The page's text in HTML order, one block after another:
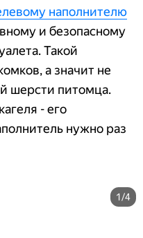
наполнителю
и безопасному
Такой
а значит не
шерсти питомца.
- его
нужно раз
1/4